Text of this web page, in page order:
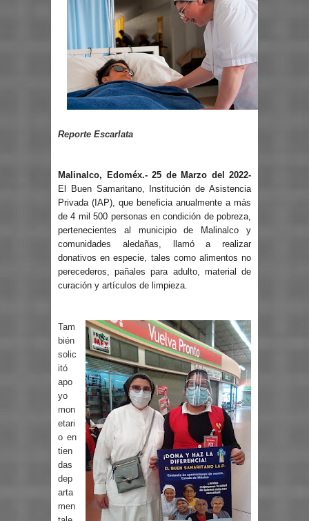
Reporte Escarlata
Malinalco, Edoméx.- 25 de Marzo del 2022-
El Buen Samaritano, Institución de Asistencia
Privada (IAP), que beneficia anualmente a más
de 4 mil 500 personas en condición de pobreza,
pertenecientes al municipio de Malinalco y
comunidades aledañas, llamó a realizar
donativos en especie, tales como alimentos no
perecederos, pañales para adulto, material de
curación y artículos de limpieza.
Tam
bién
solic
itó
apo
yo
mon
etari
o en
tien
das
dep
arta
men